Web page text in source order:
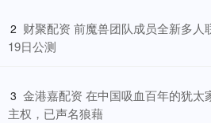
2 财聚配资 前魔兽团队成员全新多人
19日公测
3 金港嘉配资 在中国吸血百年的犹太
主权，已声名狼藉